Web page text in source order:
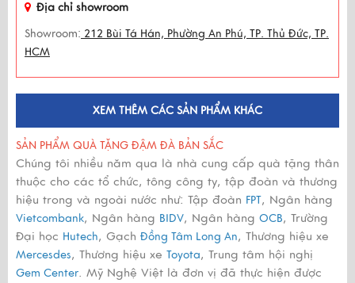
Địa chỉ showroom
Showroom: 212 Bùi Tá Hán, Phường An Phú, TP. Thủ Đức, TP.
HCM
XEM THÊM CÁC SẢN PHẨM KHÁC
SẢN PHẨM QUÀ TẶNG ĐẬM ĐÀ BẢN SẮC
Chúng tôi nhiều năm qua là nhà cung cấp quà tặng thân
thuộc cho các tổ chức, tông công ty, tập đoàn và thương
hiệu trong và ngoài nước như: Tập đoàn FPT, Ngân hàng
Vietcombank, Ngân hàng BIDV, Ngân hàng OCB, Trường
Đại học Hutech, Gạch Đồng Tâm Long An, Thương hiệu xe
Mercesdes, Thương hiệu xe Toyota, Trung tâm hội nghị
Gem Center. Mỹ Nghệ Việt là đơn vị đã thực hiện được